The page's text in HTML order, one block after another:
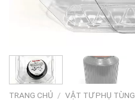
TRANG CHỦ / VẬT TƯ PHỤ TÙNG